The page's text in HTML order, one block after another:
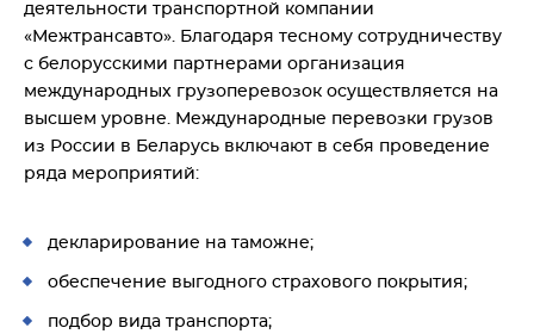
деятельности транспортной компании
«Межтрансавто». Благодаря тесному сотрудничеству
с белорусскими партнерами организация
международных грузоперевозок осуществляется на
высшем уровне. Международные перевозки грузов
из России в Беларусь включают в себя проведение
ряда мероприятий:
декларирование на таможне;
обеспечение выгодного страхового покрытия;
подбор вида транспорта;